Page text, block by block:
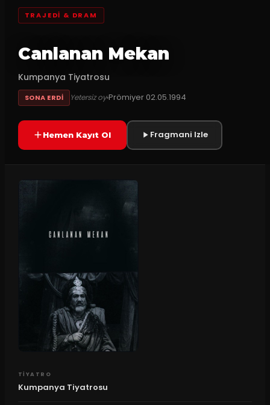
TRAJEDI & DRAM
Canlanan Mekan
Kumpanya Tiyatrosu
SONA ERDI Yetersiz oyPrömiyer 02.05.1994
Hemen Kayıt Ol Fragmani Izle
TIYATRO
Kumpanya Tiyatrosu